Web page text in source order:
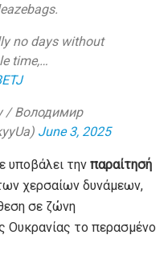
no days without
time,…
/ Володимир
June 3, 2025
υποβάλει την παραίτησή
χερσαίων δυνάμεων,
σε ζώνη
Ουκρανίας το περασμένο